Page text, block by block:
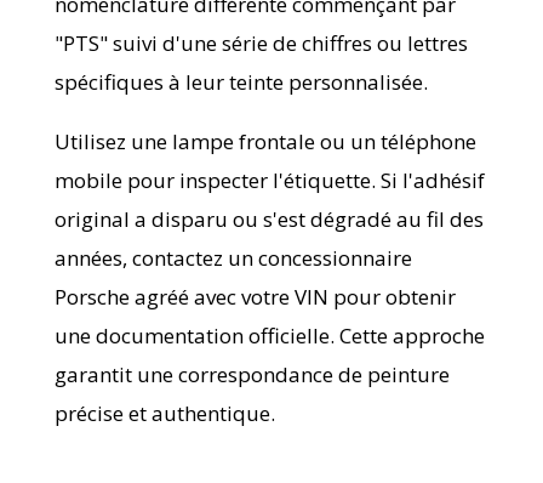
"PTS" suivi d'une série de chiffres ou lettres
spécifiques à leur teinte personnalisée.
Utilisez une lampe frontale ou un téléphone
mobile pour inspecter l'étiquette. Si l'adhésif
original a disparu ou s'est dégradé au fil des
années, contactez un concessionnaire
Porsche agréé avec votre VIN pour obtenir
une documentation officielle. Cette approche
garantit une correspondance de peinture
précise et authentique.